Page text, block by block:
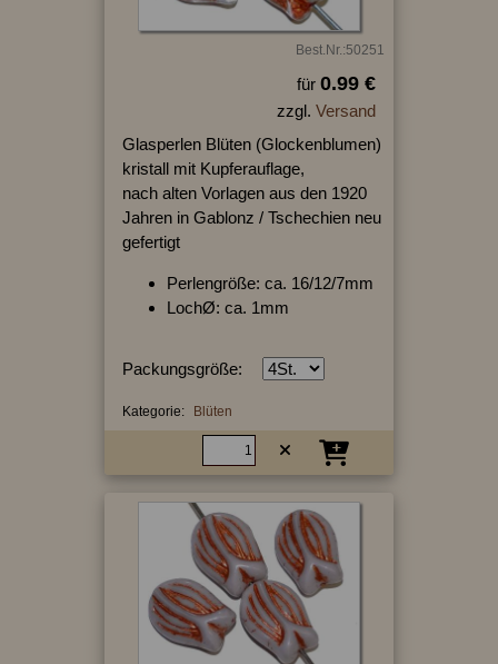
Best.Nr.:50251
für 0.99 €
zzgl. Versand
Glasperlen Blüten (Glockenblumen)
kristall mit Kupferauflage,
nach alten Vorlagen aus den 1920
Jahren in Gablonz / Tschechien neu
gefertigt
Perlengröße: ca. 16/12/7mm
LochØ: ca. 1mm
Packungsgröße:
Kategorie: Blüten